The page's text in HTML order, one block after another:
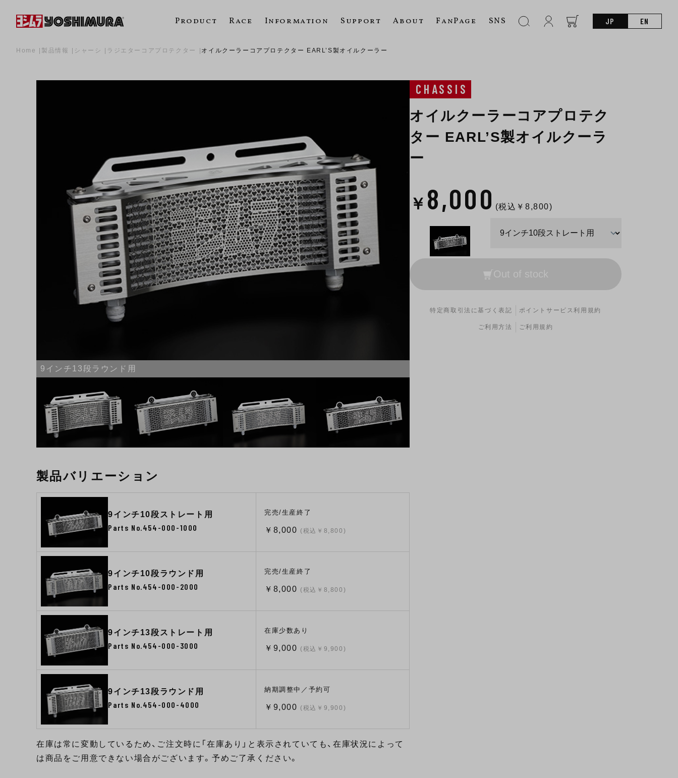
Product Race Information Support About FanPage SNS JP EN
Home 製品情報 シャーシ ラジエターコアプロテクター オイルクーラーコアプロテクター EARL’S製オイルクーラー
9インチ13段ラウンド用
CHASSIS
オイルクーラーコアプロテク
ター EARL’S製オイルクーラ
ー
￥ 8,000 (税込￥8,800)
Out of stock
特定商取引法に基づく表記 ポイントサービス利用規約
ご利用方法 ご利用規約
製品バリエーション
9インチ10段ストレート用
Parts No.454-000-1000
完売/生産終了
￥8,000 (税込￥8,800)
9インチ10段ラウンド用
Parts No.454-000-2000
完売/生産終了
￥8,000 (税込￥8,800)
9インチ13段ストレート用
Parts No.454-000-3000
在庫少数あり
￥9,000 (税込￥9,900)
9インチ13段ラウンド用
Parts No.454-000-4000
納期調整中／予約可
￥9,000 (税込￥9,900)
在庫は常に変動しているため、ご注文時に「在庫あり」と表示されていても、在庫状況によって
は商品をご用意できない場合がございます。予めご了承ください。